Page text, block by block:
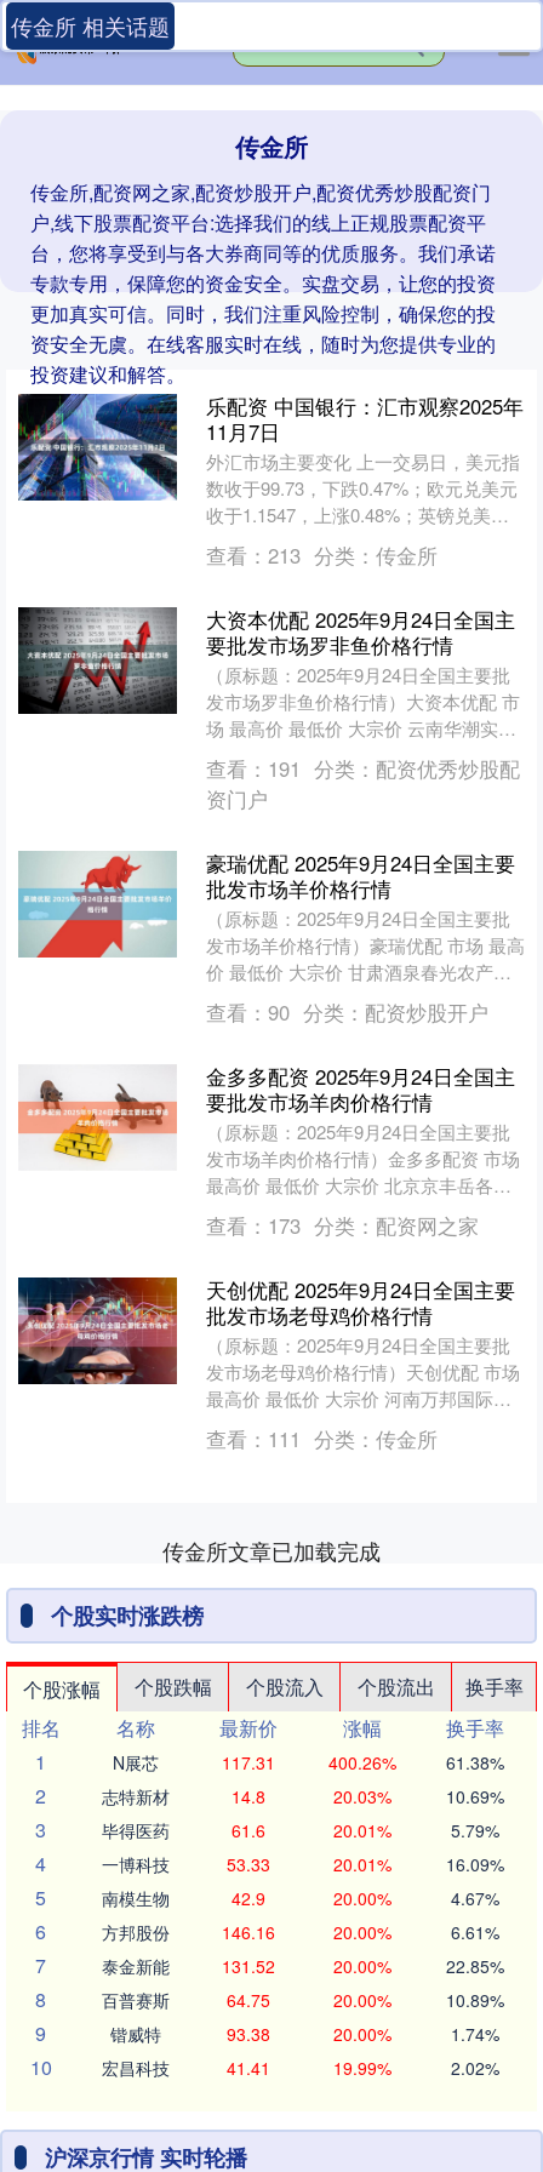
传金所
传金所,配资网之家,配资炒股开户,配资优秀炒股配资门
户,线下股票配资平台:选择我们的线上正规股票配资平
台，您将享受到与各大券商同等的优质服务。我们承诺
专款专用，保障您的资金安全。实盘交易，让您的投资
更加真实可信。同时，我们注重风险控制，确保您的投
资安全无虞。在线客服实时在线，随时为您提供专业的
投资建议和解答。
传金所 相关话题
乐配资 中国银行：汇市观察2025年
11月7日
外汇市场主要变化 上一交易日，美元指
数收于99.73，下跌0.47%；欧元兑美元
收于1.1547，上涨0.48%；英镑兑美元
收于1.3137，上涨0.67%；美....
查看： 213 分类： 传金所
大资本优配 2025年9月24日全国主
要批发市场罗非鱼价格行情
（原标题：2025年9月24日全国主要批
发市场罗非鱼价格行情）大资本优配 市
场 最高价 最低价 大宗价 云南华潮实业
有限公司 12.00 12.00 12.00....
查看： 191 分类： 配资优秀炒股配
资门户
豪瑞优配 2025年9月24日全国主要
批发市场羊价格行情
（原标题：2025年9月24日全国主要批
发市场羊价格行情）豪瑞优配 市场 最高
价 最低价 大宗价 甘肃酒泉春光农产品
市场有限责任公司 51.00 49.00 5....
查看： 90 分类： 配资炒股开户
金多多配资 2025年9月24日全国主
要批发市场羊肉价格行情
（原标题：2025年9月24日全国主要批
发市场羊肉价格行情）金多多配资 市场
最高价 最低价 大宗价 北京京丰岳各庄
农副产品批发市场 52.00 50.00 5....
查看： 173 分类： 配资网之家
天创优配 2025年9月24日全国主要
批发市场老母鸡价格行情
（原标题：2025年9月24日全国主要批
发市场老母鸡价格行情）天创优配 市场
最高价 最低价 大宗价 河南万邦国际农
产品物流股份有限公司 23.00 22.00....
查看： 111 分类： 传金所
传金所文章已加载完成
个股实时涨跌榜
个股涨幅 个股跌幅 个股流入 个股流出
换手率
排名
名称 最新价 涨幅
换手率
1
N展芯 117.31 400.26% 61.38%
2 志特新材 14.8 20.03% 10.69%
3 毕得医药 61.6 20.01% 5.79%
4 一博科技 53.33 20.01% 16.09%
5 南模生物 42.9 20.00% 4.67%
6 方邦股份 146.16 20.00% 6.61%
7 泰金新能 131.52 20.00% 22.85%
8 百普赛斯 64.75 20.00% 10.89%
9 锴威特 93.38 20.00% 1.74%
10 宏昌科技 41.41 19.99% 2.02%
沪深京行情 实时轮播